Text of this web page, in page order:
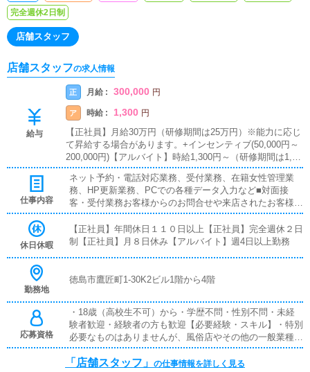
完全週休2日制
店舗スタッフ
店舗スタッフの求人情報
給与
正 月給 : 300,000 円
ア 時給 : 1,300 円
【正社員】月給30万円（研修期間は25万円）※能力に応じ
て昇給する場合があります。+インセンティブ(50,000円～
200,000円)【アルバイト】時給1,300円～（研修期間は1,00
0円）週4日以上1日8時間勤務可能な方■インセンティブあ
り■賞与あり■昇給あり■残業代支給■試用期間あり■日払い
可■週払い可
仕事内容
ネット予約・電話対応業務、受付業務、在籍女性管理業
務、HP更新業務、PCでの各種データ入力など■対面接
客・受付業務お客様からのお問合せや来店されたお客様の
案内を行っていただきます。予約の確認や、会計作業、注
意事項の喚起などをお願いします。簡単なマニュアルや、
先輩スタッフに付いて業務内容を見ながら徐々に覚えてい
ていただきます。【新規のお客様の増加】【お客様のリピ
上UPに繋がる施策の提案を行っていただきます。■キャス
ト管理お店で働いていただいているキャストの方が稼げる
ようにインターネットを使ったPR（写メ日記）などの使
い方などのアドバイスを行っていただきます。■PC更新業
業を行っていただきます。キャストの出勤情報やイベン
休日休暇
【正社員】年間休日１１０日以上【正社員】完全週休２日
制【正社員】月８日休み【アルバイト】週4日以上勤務
勤務地
徳島市鷹匠町1-30K2ビル1階から4階
応募資格
・18歳（高校生不可）から・学歴不問・性別不問・未経
験者歓迎・経験者の方も歓迎【必要経験・スキル】・特別
必要なものはありませんが、風俗店やその他の一般業種で
の接客経験がある方は特に大歓迎です。・また、ヘブンネ
ットなどの風俗ポータルサイトの更新をしたことがある方
「店舗スタッフ」 の仕事情報を詳しく見る